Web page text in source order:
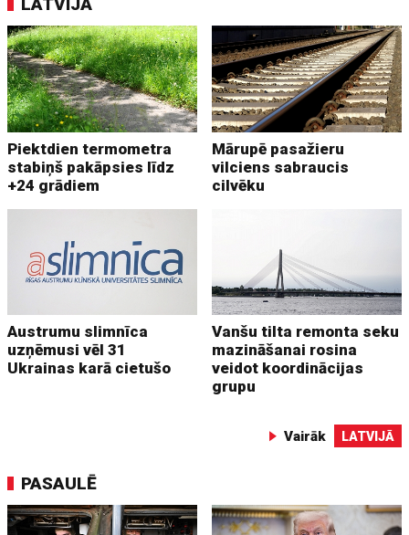
Piektdien termometra
stabiņš pakāpsies līdz
+24 grādiem
Mārupē pasažieru
vilciens sabraucis
cilvēku
Austrumu slimnīca
uzņēmusi vēl 31
Ukrainas karā cietušo
Vanšu tilta remonta seku
mazināšanai rosina
veidot koordinācijas
grupu
Vairāk LATVIJĀ
PASAULĒ